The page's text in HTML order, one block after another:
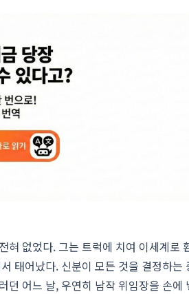
혀 없었다. 그는 트럭에 치여 이세계로
태어났다. 신분이 모든 것을 결정하는
던 어느 날, 우연히 남작 위임장을 손에